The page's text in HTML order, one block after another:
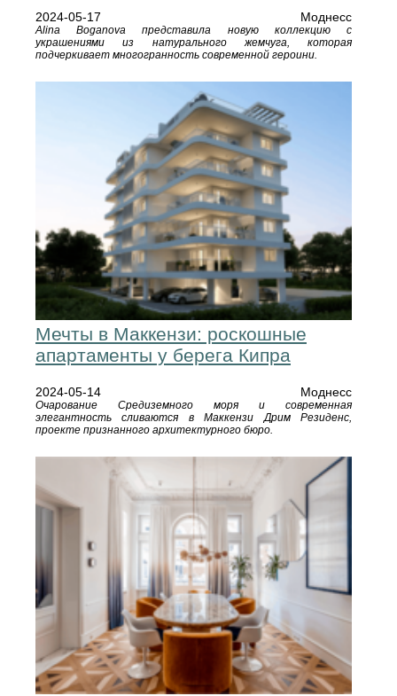
2024-05-17 Моднесс
Alina Boganova представила новую коллекцию с
украшениями из натурального жемчуга, которая
подчеркивает многогранность современной героини.
Мечты в Маккензи: роскошные
апартаменты у берега Кипра
2024-05-14 Моднесс
Очарование Средиземного моря и современная
элегантность сливаются в Маккензи Дрим Резиденс,
проекте признанного архитектурного бюро.